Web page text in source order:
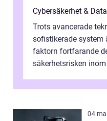
Cybersäkerhet &
Trots avancerade
sofistikerade system
faktorn fortfarande
säkerhetsrisken
04